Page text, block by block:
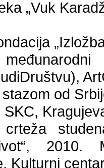
„Vuk
od
crteža
2010.
Kulturni